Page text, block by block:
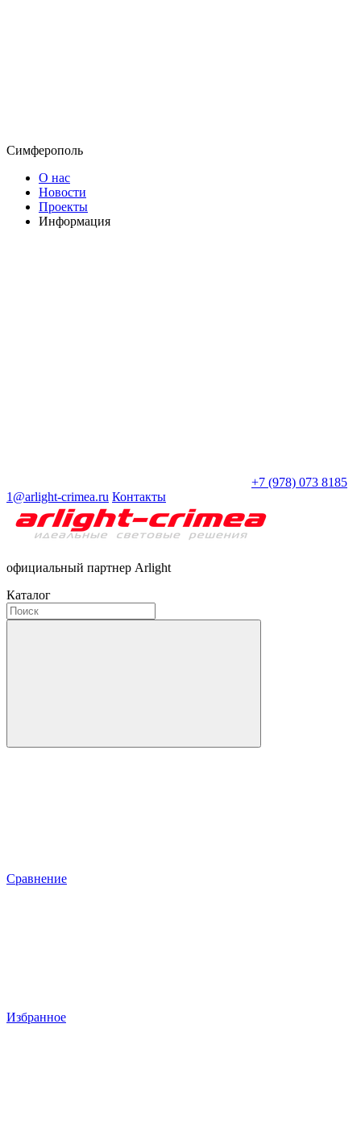
Симферополь
О нас
Новости
Проекты
Информация
+7 (978) 073 8185
1@arlight-crimea.ru Контакты
официальный партнер Arlight
Каталог
Сравнение
Избранное